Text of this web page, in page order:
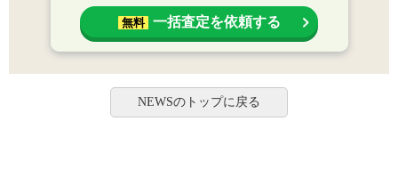
無料 一括査定を依頼する
NEWSのトップに戻る